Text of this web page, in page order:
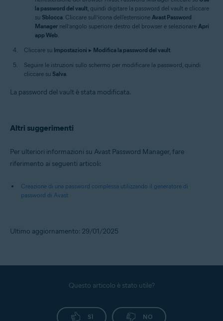
la password del vault, quindi digitare la password del vault e cliccare
su Sblocca. Cliccare sull’icona dell'estensione Avast Password
Manager nell’angolo superiore destro del browser e selezionare Apri
app Web.
Cliccare su Impostazioni ▸ Modifica la password del vault.
Seguire le istruzioni sullo schermo per modificare la password, quindi
cliccare su Salva.
La password del vault è stata modificata.
Altri suggerimenti
Per ulteriori informazioni su Avast Password Manager, fare
riferimento ai seguenti articoli:
Creazione di una password complessa utilizzando il generatore di
password di Avast
Ultimo aggiornamento: 29/01/2025
Questo articolo è stato utile?
SÌ NO